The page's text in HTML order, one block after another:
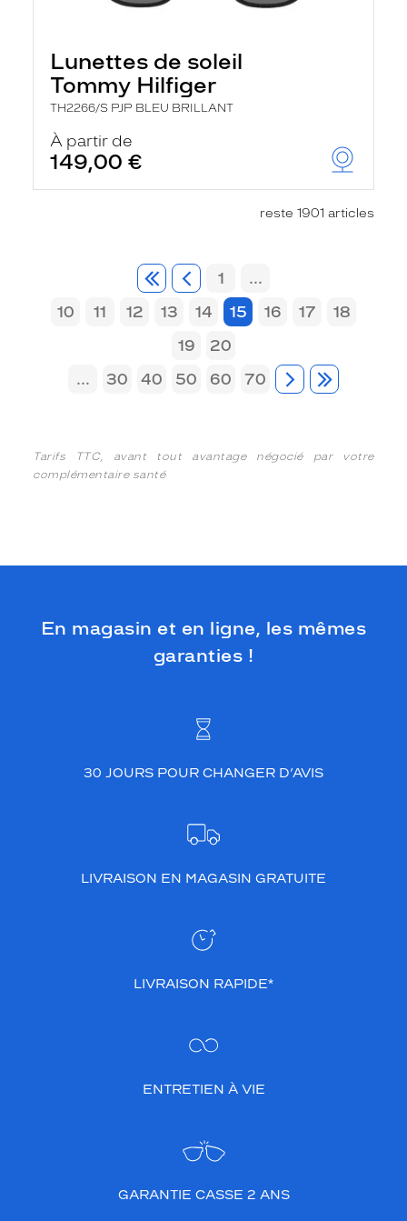
Lunettes de soleil
Tommy Hilfiger
TH2266/S PJP BLEU BRILLANT
À partir de
149,00 €
reste 1901 articles
1
...
10
11 12 13 14 15 16 17
18
19
20
...
30 40 50 60 70
Tarifs TTC, avant tout avantage négocié par votre
complémentaire santé
En magasin et en ligne, les mêmes
garanties !
30 JOURS POUR CHANGER D’AVIS
LIVRAISON EN MAGASIN GRATUITE
LIVRAISON RAPIDE*
ENTRETIEN À VIE
GARANTIE CASSE 2 ANS